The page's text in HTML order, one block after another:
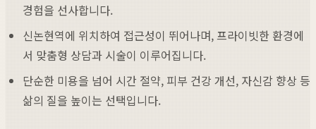
경험을 선사합니다.
신논현역에 위치하여 접근성이 뛰어나며, 프라이빗한 환경에
서 맞춤형 상담과 시술이 이루어집니다.
단순한 미용을 넘어 시간 절약, 피부 건강 개선, 자신감 향상 등
삶의 질을 높이는 선택입니다.